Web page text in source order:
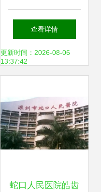
园一居室 深圳蛇口
优质租房推荐
查看详情
更新时间：2026-08-06
13:37:42
蛇口人民医院皓齿